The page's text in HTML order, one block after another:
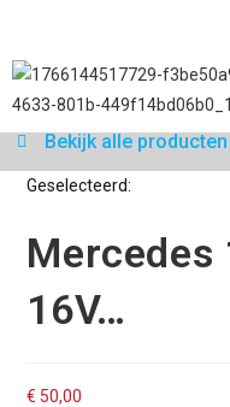
Bekijk alle producten
Geselecteerd:
Mercedes
16V…
€ 50,00